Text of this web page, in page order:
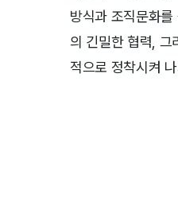
방식과 조직문화
의 긴밀한 협력,
적으로 정착시켜